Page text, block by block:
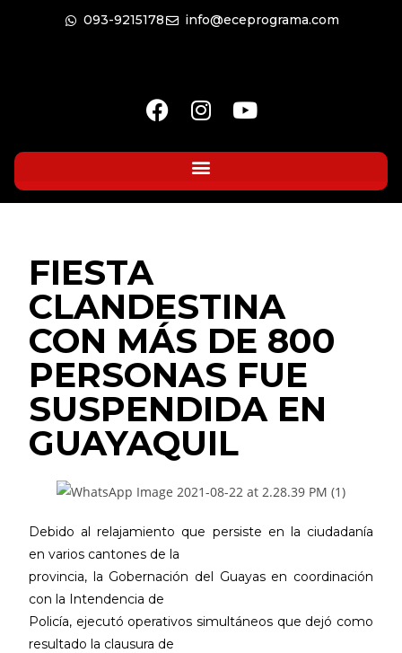
093-9215178 info@eceprograma.com
FIESTA
CLANDESTINA
CON MÁS DE 800
PERSONAS FUE
SUSPENDIDA EN
GUAYAQUIL
Debido al relajamiento que persiste en la ciudadanía
en varios cantones de la
provincia, la Gobernación del Guayas en coordinación
con la Intendencia de
Policía, ejecutó operativos simultáneos que dejó como
resultado la clausura de